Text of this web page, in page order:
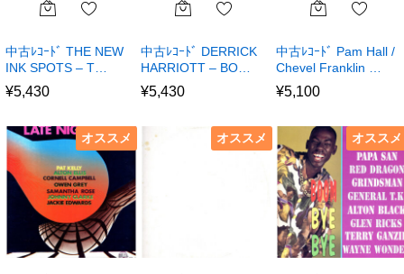
中古ﾚｺｰﾄﾞ THE NEW
INK SPOTS – T…
¥5,430
中古ﾚｺｰﾄﾞ DERRICK
HARRIOTT – BO…
¥5,430
中古ﾚｺｰﾄﾞ Pam Hall /
Chevel Franklin …
¥5,100
オススメ オススメ オススメ